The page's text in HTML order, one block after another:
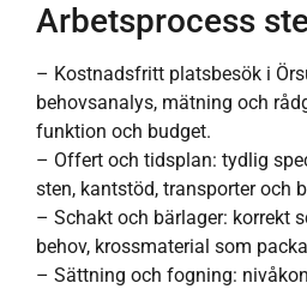
Arbetsprocess
– Kostnadsfritt platsbesök i
behovsanalys, mätning och
funktion och budget.
– Offert och tidsplan: tydlig
sten, kantstöd, transporter och
– Schakt och bärlager: korrekt
behov, krossmaterial som
– Sättning och fogning: